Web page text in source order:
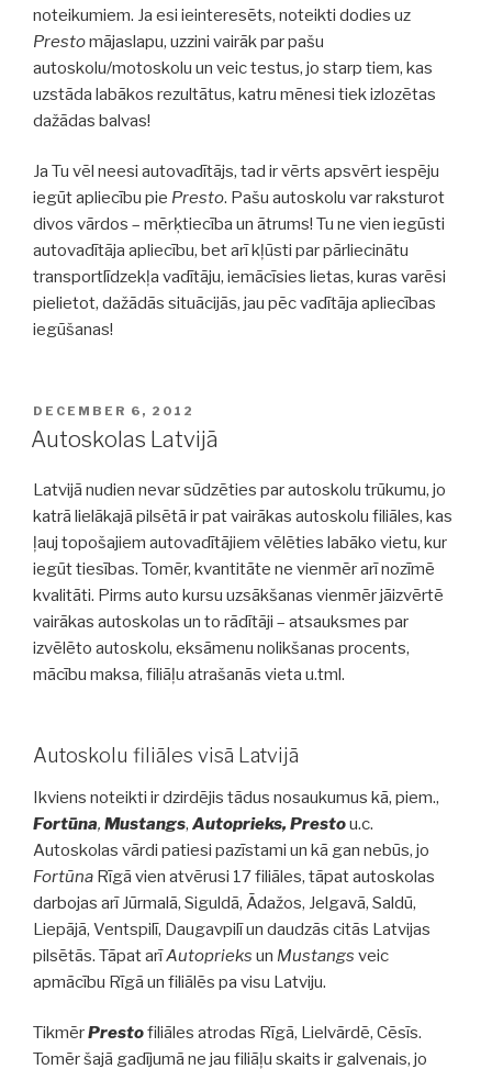
noteikumiem. Ja esi ieinteresēts, noteikti dodies uz
Prestomājaslapu, uzzini vairāk par pašu
autoskolu/motoskolu un veic testus, jo starp tiem, kas
uzstāda labākos rezultātus, katru mēnesi tiek izlozētas
dažādas balvas!
Ja Tu vēl neesi autovadītājs, tad ir vērts apsvērt iespēju
iegūt apliecību pie Presto. Pašu autoskolu var raksturot
divos vārdos – mērķtiecība un ātrums! Tu ne vien iegūsti
autovadītāja apliecību, bet arī kļūsti par pārliecinātu
transportlīdzekļa vadītāju, iemācīsies lietas, kuras varēsi
pielietot, dažādās situācijās, jau pēc vadītāja apliecības
iegūšanas!
POSTED
ON
DECEMBER 6, 2012
Autoskolas Latvijā
Latvijā nudien nevar sūdzēties par autoskolu trūkumu, jo
katrā lielākajā pilsētā ir pat vairākas autoskolu filiāles, kas
ļauj topošajiem autovadītājiem vēlēties labāko vietu, kur
iegūt tiesības. Tomēr, kvantitāte ne vienmēr arī nozīmē
kvalitāti. Pirms auto kursu uzsākšanas vienmēr jāizvērtē
vairākas autoskolas un to rādītāji – atsauksmes par
izvēlēto autoskolu, eksāmenu nolikšanas procents,
mācību maksa, filiāļu atrašanās vieta u.tml.
Autoskolu filiāles visā Latvijā
Ikviens noteikti ir dzirdējis tādus nosaukumus kā, piem.,
Fortūna, Mustangs, Autoprieks, Prestou.c.
Autoskolas vārdi patiesi pazīstami un kā gan nebūs, jo
Fortūna Rīgā vien atvērusi 17 filiāles, tāpat autoskolas
darbojas arī Jūrmalā, Siguldā, Ādažos, Jelgavā, Saldū,
Liepājā, Ventspilī, Daugavpilī un daudzās citās Latvijas
pilsētās. Tāpat arīAutoprieks un Mustangs veic
apmācību Rīgā un filiālēs pa visu Latviju.
TikmērPrestofiliāles atrodas Rīgā, Lielvārdē, Cēsīs.
Tomēr šajā gadījumā ne jau filiāļu skaits ir galvenais, jo